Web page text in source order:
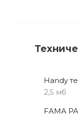
Handy
2,5 мб
FAMA